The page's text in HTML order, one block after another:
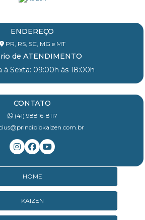
ENDEREÇO
PR, RS, SC, MG e MT
de ATENDIMENTO
à Sexta: 09:00h às 18:00h
CONTATO
(41) 98816-8117
HOME
KAIZEN